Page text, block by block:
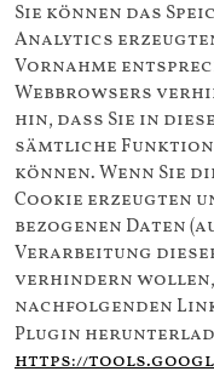
Sie können das
Analytics
Vornahme
Webbrowsers
hin, dass Sie in
sämtliche
können. Wenn Sie
Cookie erzeugten
bezogenen Daten
Verarbeitung
verhindern wollen,
nachfolgenden
Plugin
https://